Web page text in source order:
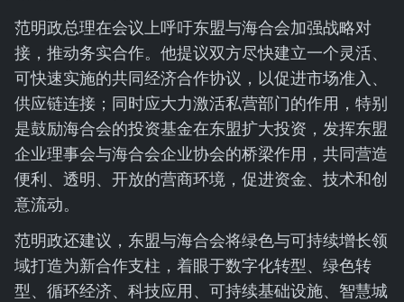
范明政总理在会议上呼吁东盟与海合会加强战略对
接，推动务实合作。他提议双方尽快建立一个灵活、
可快速实施的共同经济合作协议，以促进市场准入、
供应链连接；同时应大力激活私营部门的作用，特别
是鼓励海合会的投资基金在东盟扩大投资，发挥东盟
企业理事会与海合会企业协会的桥梁作用，共同营造
便利、透明、开放的营商环境，促进资金、技术和创
意流动。
范明政还建议，东盟与海合会将绿色与可持续增长领
域打造为新合作支柱，着眼于数字化转型、绿色转
型、循环经济、科技应用、可持续基础设施、智慧城